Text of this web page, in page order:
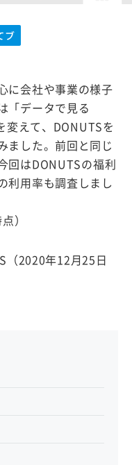
に会社や事業の様子
「データで見る
変えて、DONUTSを
ました。前回と同じ
回はDONUTSの福利
利用率も調査しまし
）
（2020年12月25日